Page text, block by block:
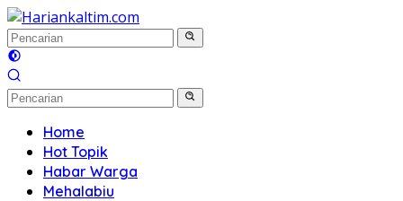
Langsung
ke
konten
Home
Hot Topik
Habar Warga
Mehalabiu